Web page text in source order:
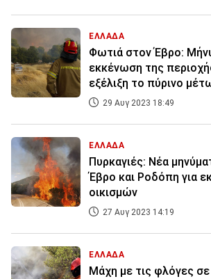
ΕΛΛΑΔΑ
Φωτιά στον Έβρο:
εκκένωση της
εξέλιξη το πύρινο
29 Αυγ 2023 18:49
ΕΛΛΑΔΑ
Πυρκαγιές: Νέα
Έβρο και Ροδόπη για
οικισμών
27 Αυγ 2023 14:19
ΕΛΛΑΔΑ
Μάχη με τις φλόγες